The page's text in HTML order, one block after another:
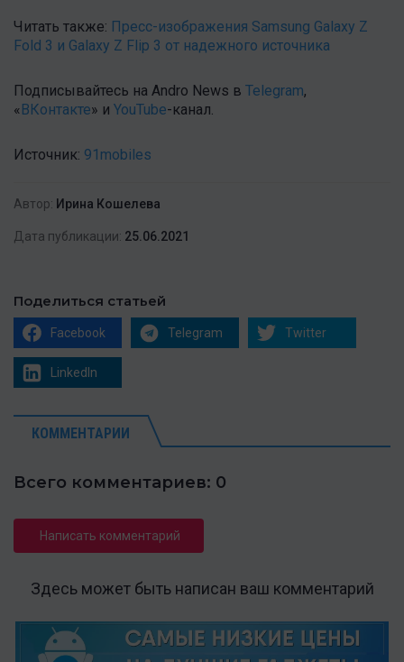
Читать также: Пресс-изображения Samsung Galaxy Z
Fold 3 и Galaxy Z Flip 3 от надежного источника
Подписывайтесь на Andro News в Telegram,
«ВКонтакте» и YouTube-канал .
Источник: 91mobiles
Автор: Ирина Кошелева
Дата публикации: 25.06.2021
Поделиться статьей
Facebook Telegram Twitter
LinkedIn
КОММЕНТАРИИ
Всего комментариев: 0
Написать комментарий
Здесь может быть написан ваш комментарий